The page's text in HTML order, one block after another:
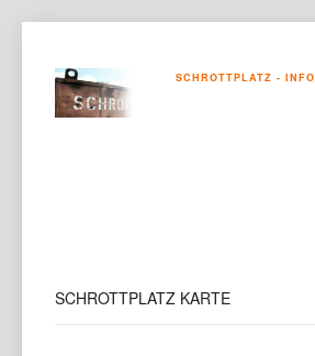
SCHROTTPLATZ - INFO
SCHROTTPLATZ KARTE